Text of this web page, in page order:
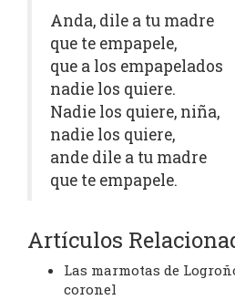
Anda, dile a tu madre
que te empapele,
que a los empapelados
nadie los quiere.
Nadie los quiere, niña,
nadie los quiere,
ande dile a tu madre
que te empapele.
Artículos
Las marmotas de
coronel